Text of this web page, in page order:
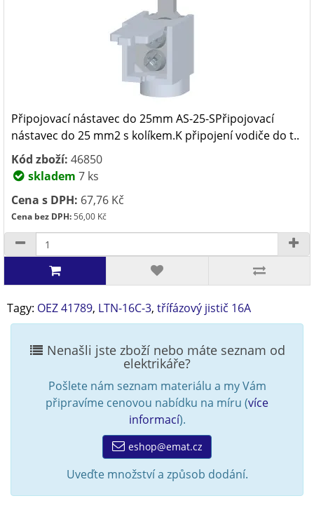
Připojovací nástavec do 25mm AS-25-SPřipojovací
nástavec do 25 mm2 s kolíkem.K připojení vodiče do t..
Kód zboží: 46850
skladem 7 ks
Cena s DPH: 67,76 Kč
Cena bez DPH:56,00 Kč
Tagy: OEZ 41789, LTN-16C-3, třífázový jistič 16A
Nenašli jste zboží nebo máte seznam od
elektrikáře?
Pošlete nám seznam materiálu a my Vám
připravíme cenovou nabídku na míru (více
informací).
eshop@emat.cz
Uveďte množství a způsob dodání.